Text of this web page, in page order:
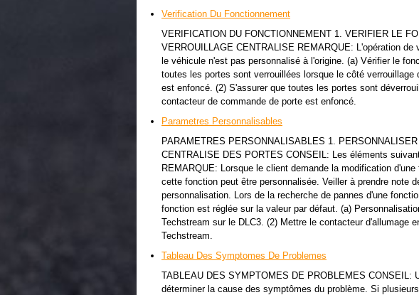
Verification Du Fonctionnement
VERIFICATION DU FONCTIONNEMENT 1. VERIFIER LE
VERROUILLAGE CENTRALISE REMARQUE: L'opération
le véhicule n'est pas personnalisé à l'origine. (a) Vérifier le
toutes les portes sont verrouillées lorsque le côté verrouillage
est enfoncé. (2) S'assurer que toutes les portes sont
contacteur de commande de porte est enfoncé.
Parametres Personnalisables
PARAMETRES PERSONNALISABLES 1.
CENTRALISE DES PORTES CONSEIL: Les éléments
REMARQUE: Lorsque le client demande la modification
cette fonction peut être personnalisée. Veiller à prendre note
personnalisation. Lors de la recherche de pannes d'une
fonction est réglée sur la valeur par défaut. (a)
Techstream sur le DLC3. (2) Mettre le contacteur d'allumage
Techstream.
Tableau Des Symptomes De Problemes
TABLEAU DES SYMPTOMES DE PROBLEMES CONSEIL:
déterminer la cause des symptômes du problème. Si